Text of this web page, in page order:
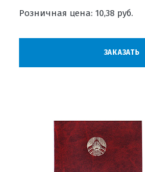
Розничная цена: 10,38 руб.
ЗАКАЗАТЬ